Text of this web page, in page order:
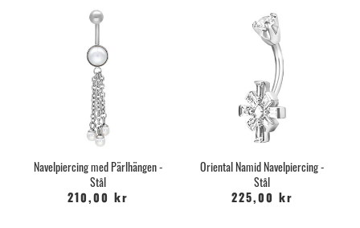
Navelpiercing med Pärlhängen -
Stål
210,00 kr
Oriental Namid Navelpiercing -
Stål
225,00 kr